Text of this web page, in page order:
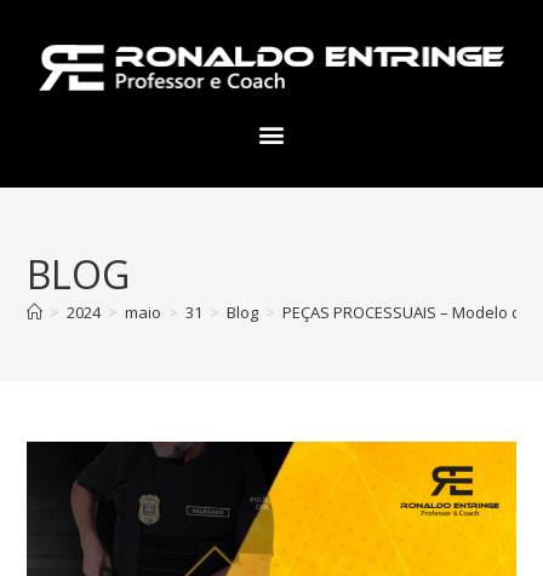
BLOG
> 2024 > maio > 31 > Blog > PEÇAS PROCESSUAIS – Modelo